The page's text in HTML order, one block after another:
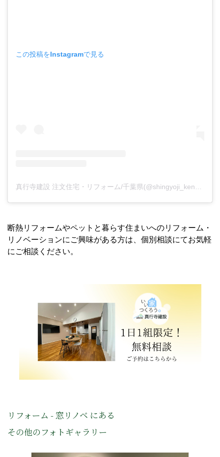
この投稿をInstagramで見る
断熱リフォームやペットと暮らす住まいへのリフォーム・
リノベーションにご興味がある方は、個別相談にてお気軽
にご相談ください。
リフォーム - 窓リノベ にある
その他のフォトギャラリー